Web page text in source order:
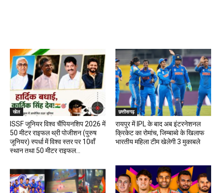
खेल
ISSF जूनियर विश्व चैंपियनशिप 2026 में
50 मीटर राइफल थ्री पोजीशन (पुरुष
जूनियर) स्पर्धा में विश्व स्तर पर 10वाँ
स्थान तथा 50 मीटर राइफल...
छत्तीसगढ़
रायपुर में IPL के बाद अब इंटरनेशनल
क्रिकेट का रोमांच, जिम्बाब्वे के खिलाफ
भारतीय महिला टीम खेलेगी 3 मुकाबले